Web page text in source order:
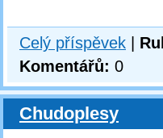
Celý příspěvek
Komentářů: 0
Chudoplesy